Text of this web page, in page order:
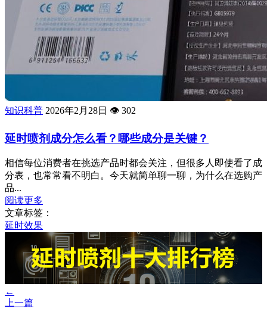
知识科普 2026年2月28日 👁️ 302
延时喷剂成分怎么看？哪些成分是关键？
相信每位消费者在挑选产品时都会关注，但很多人即使看了成
分表，也常常看不明白。今天就简单聊一聊，为什么在选购产
品...
阅读更多
文章标签：
延时效果
←
上一篇